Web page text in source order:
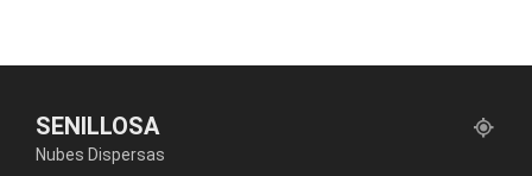
SENILLOSA
Nubes Dispersas